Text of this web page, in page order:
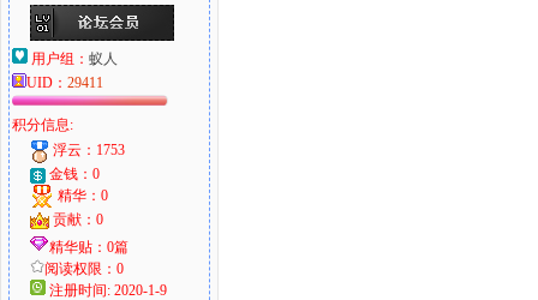
用户组： 蚁人
UID： 29411
积分信息:
浮云：1753
金钱：0
精华：0
贡献：0
精华贴：0篇
阅读权限：0
注册时间: 2020-1-9